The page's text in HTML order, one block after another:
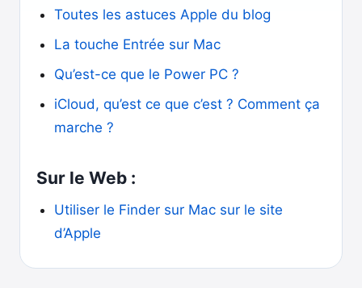
Toutes les astuces Apple du blog
La touche Entrée sur Mac
Qu’est-ce que le Power PC ?
iCloud, qu’est ce que c’est ? Comment ça
marche ?
Sur le Web :
Utiliser le Finder sur Mac sur le site
d’Apple